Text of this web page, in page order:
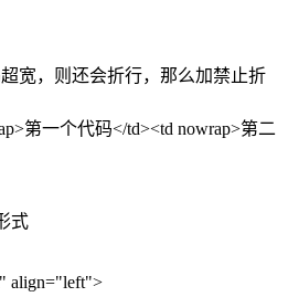
，则还会折行，那么加禁止折
一个代码</td><td nowrap>第二
式